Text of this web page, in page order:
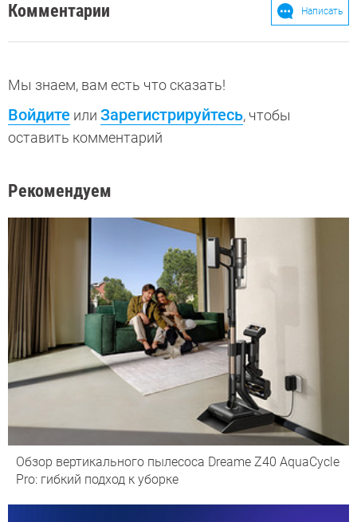
Комментарии Написать
Мы знаем, вам есть что сказать!
Войдите или Зарегистрируйтесь, чтобы
оставить комментарий
Рекомендуем
Обзор вертикального пылесоса Dreame Z40 AquaCycle
Pro: гибкий подход к уборке